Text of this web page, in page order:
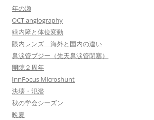
年の瀬
OCT angiography
緑内障と体位変動
眼内レンズ 海外と国内の違い
鼻涙管ブジー（先天鼻涙管閉塞）
開院２周年
InnFocus Microshunt
決壊・氾濫
秋の学会シーズン
晩夏